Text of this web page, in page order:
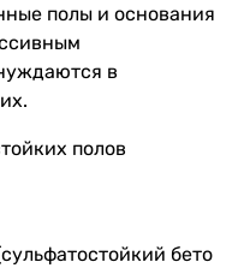
полы и основания
в
полов
бето